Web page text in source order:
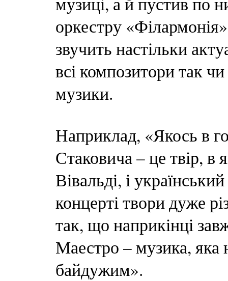
оркестру
звучить настільки
всі композитори так
музики.
Наприклад, «Якось в
Стаковича – це твір,
Вівальді, і
концерті твори дуже
так, що наприкінці
Маестро – музика, яка
байдужим».